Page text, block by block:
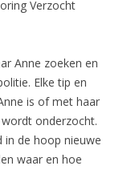
Verzocht
Anne zoeken en
Elke tip en
is of met haar
onderzocht.
in de hoop nieuwe
waar en hoe